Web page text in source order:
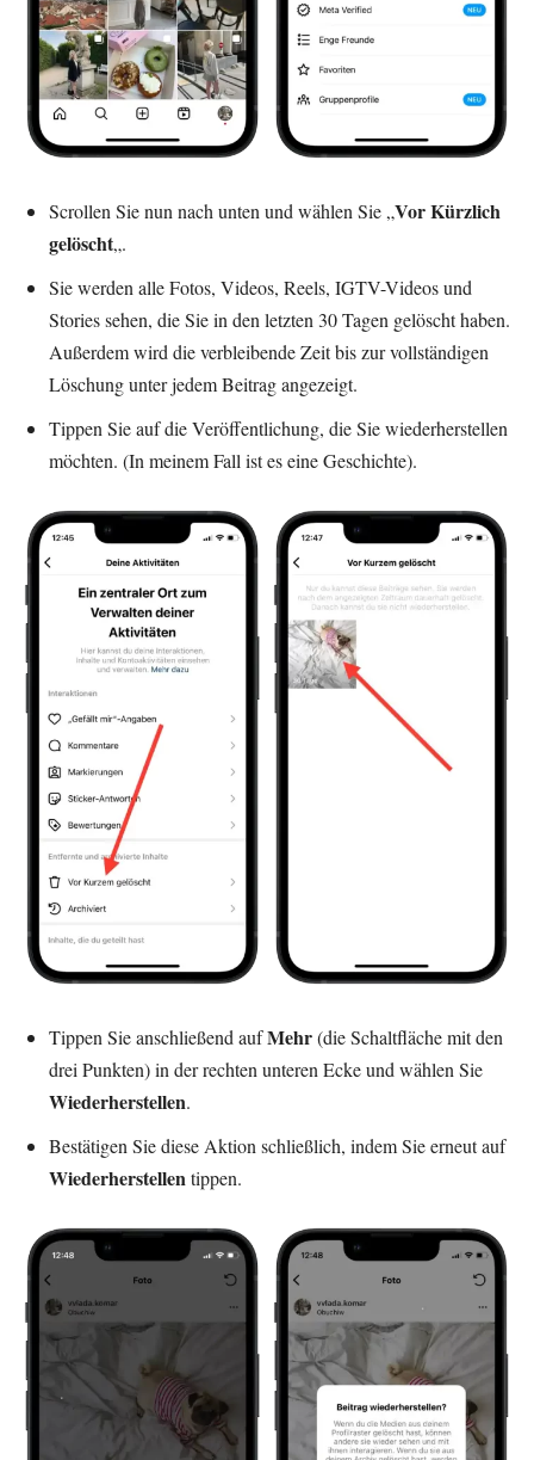
Scrollen Sie nun nach unten und wählen Sie „VorKürzlich
gelöscht„.
Sie werden alle Fotos, Videos, Reels, IGTV-Videos und
Stories sehen, die Sie in den letzten 30 Tagen gelöscht haben.
Außerdem wird die verbleibende Zeit bis zur vollständigen
Löschung unter jedem Beitrag angezeigt.
Tippen Sie auf die Veröffentlichung, die Sie wiederherstellen
möchten. (In meinem Fall ist es eine Geschichte).
Tippen Sie anschließend aufMehr(die Schaltfläche mit den
drei Punkten) in der rechten unteren Ecke und wählen Sie
Wiederherstellen.
Bestätigen Sie diese Aktion schließlich, indem Sie erneut auf
Wiederherstellentippen.